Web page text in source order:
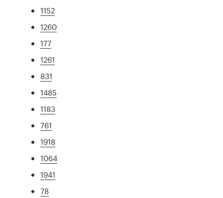
1152
1260
177
1261
831
1485
1183
761
1918
1064
1941
78